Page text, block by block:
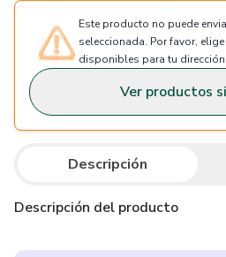
Este producto no puede
seleccionada. Por favor,
disponibles para tu dirección.
Ver productos
Descripción
Descripción del producto